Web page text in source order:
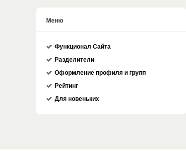
Меню
Функционал Сайта
Разделители
Оформление профиля и групп
Рейтинг
Для новеньких